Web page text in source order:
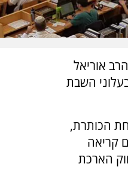
אוריאל
השבת
הכותרת,
קריאה
הארכת